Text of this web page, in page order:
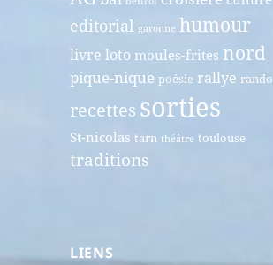
editorial garonne humour
livre lotomoules-frites nord
pique-nique poésie rallye rando
recettes sorties
St-nicolas tarn théâtre toulouse
traditions
LIENS